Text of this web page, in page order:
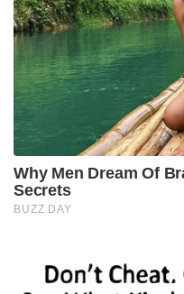
Why Men Dream Of
Secrets
BUZZ DAY